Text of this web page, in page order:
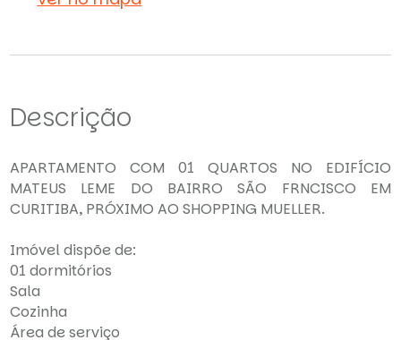
Descrição
APARTAMENTO COM 01 QUARTOS NO EDIFÍCIO
MATEUS LEME DO BAIRRO SÃO FRNCISCO EM
CURITIBA, PRÓXIMO AO SHOPPING MUELLER.
Imóvel dispõe de:
01 dormitórios
Sala
Cozinha
Área de serviço